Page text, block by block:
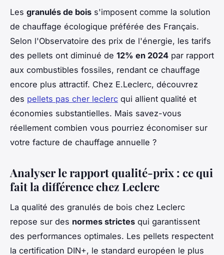
Les granulés de bois s'imposent comme la solution
de chauffage écologique préférée des Français.
Selon l'Observatoire des prix de l'énergie, les tarifs
des pellets ont diminué de 12% en 2024 par rapport
aux combustibles fossiles, rendant ce chauffage
encore plus attractif. Chez E.Leclerc, découvrez
des pellets pas cher leclerc qui allient qualité et
économies substantielles. Mais savez-vous
réellement combien vous pourriez économiser sur
votre facture de chauffage annuelle ?
Analyser le rapport qualité-prix : ce qui
fait la différence chez Leclerc
La qualité des granulés de bois chez Leclerc
repose sur des normes strictes qui garantissent
des performances optimales. Les pellets respectent
la certification DIN+, le standard européen le plus